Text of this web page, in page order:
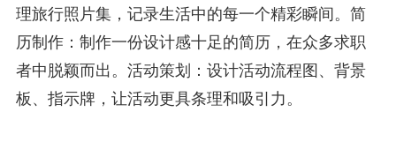
理旅行照片集，记录生活中的每一个精彩瞬间。简
历制作：制作一份设计感十足的简历，在众多求职
者中脱颖而出。活动策划：设计活动流程图、背景
板、指示牌，让活动更具条理和吸引力。